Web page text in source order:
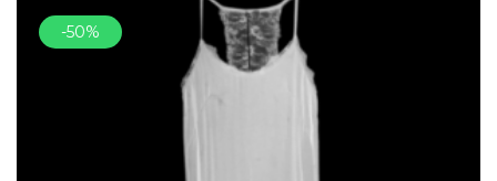
-50%